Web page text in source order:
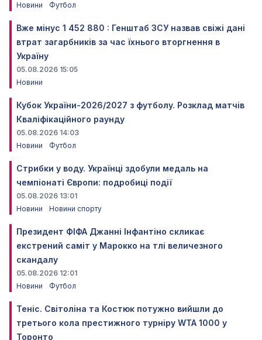
Новини
Футбол
Вже мінус 1 452 880 : Генштаб ЗСУ назвав свіжі дані
втрат загарбників за час їхнього вторгнення в
Україну
05.08.2026 15:05
Новини
Кубок України-2026/2027 з футболу. Розклад матчів
Кваліфікаційного раунду
05.08.2026 14:03
Новини
Футбол
Стрибки у воду. Українці здобули медаль на
чемпіонаті Європи: подробиці події
05.08.2026 13:01
Новини
Новини спорту
Президент ФІФА Джанні Інфантіно скликає
екстрений саміт у Марокко на тлі величезного
скандалу
05.08.2026 12:01
Новини
Футбол
Теніс. Світоліна та Костюк потужно вийшли до
третього кола престижного турніру WTA 1000 у
Торонто